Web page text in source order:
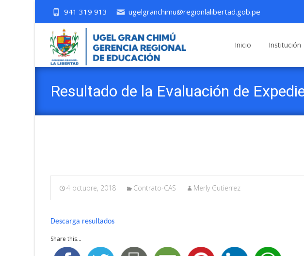
941 319 913 ugelgranchimu@regionlalibertad.gob.pe
Inicio Institución
Resultado de la Evaluación de
4 octubre, 2018 Contrato-CAS Merly Gutierrez
Descarga resultados
Share this...